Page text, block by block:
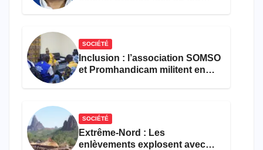
SOCIÉTÉ
Inclusion : l’association SOMSO
et Promhandicam militent en
SOCIÉTÉ
Extrême-Nord : Les
enlèvements explosent avec